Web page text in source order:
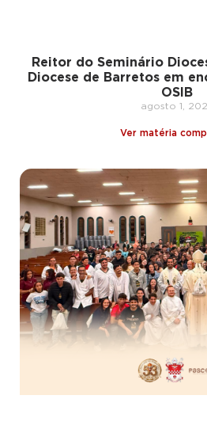
Reitor do Seminário
Diocese de Barretos em
OSIB
agosto 1,
Ver matéria